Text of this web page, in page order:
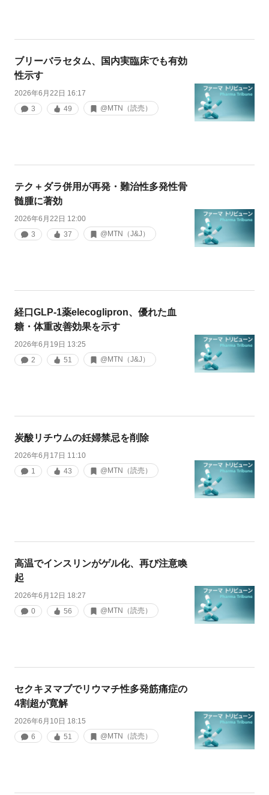
ブリーバラセタム、国内実臨床でも有効
性示す
2026年6月22日 16:17
3
49 @MTN（読売）
テク＋ダラ併用が再発・難治性多発性骨
髄腫に著効
2026年6月22日 12:00
3
37 @MTN（J&J）
経口GLP-1薬elecoglipron、優れた血
糖・体重改善効果を示す
2026年6月19日 13:25
2
51 @MTN（J&J）
炭酸リチウムの妊婦禁忌を削除
2026年6月17日 11:10
1
43 @MTN（読売）
高温でインスリンがゲル化、再び注意喚
起
2026年6月12日 18:27
0
56 @MTN（読売）
セクキヌマブでリウマチ性多発筋痛症の
4割超が寛解
2026年6月10日 18:15
6
51 @MTN（読売）